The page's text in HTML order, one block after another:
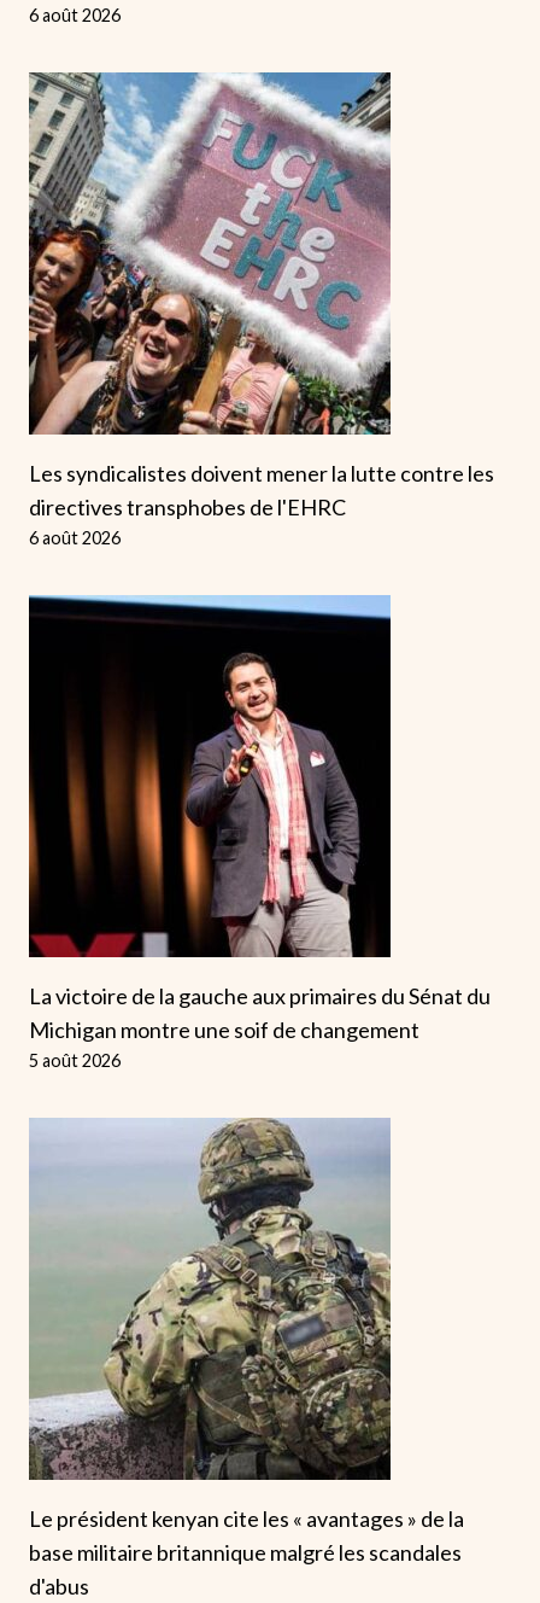
6 août 2026
Les syndicalistes doivent mener la lutte contre les
directives transphobes de l'EHRC
6 août 2026
La victoire de la gauche aux primaires du Sénat du
Michigan montre une soif de changement
5 août 2026
Le président kenyan cite les « avantages » de la
base militaire britannique malgré les scandales
d'abus